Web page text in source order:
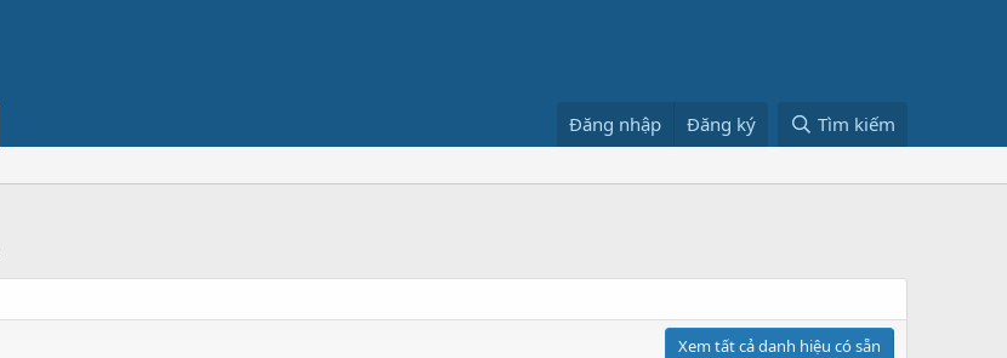
Đăng nhập Đăng ký Tìm kiếm
Xem tất cả danh hiệu có sẵn